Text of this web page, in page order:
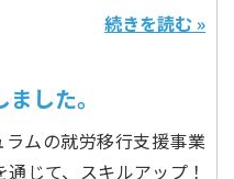
続きを読む »
した。
ムの就労移行支援事業
じて、スキルアップ！